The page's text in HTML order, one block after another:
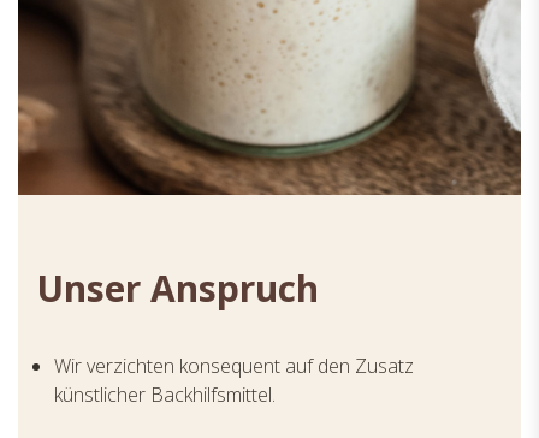
Unser Anspruch
Wir verzichten konsequent auf den Zusatz
künstlicher Backhilfsmittel.